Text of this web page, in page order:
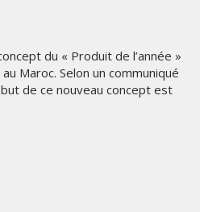
du « Produit de l’année »
Maroc. Selon un communiqué
de ce nouveau concept est